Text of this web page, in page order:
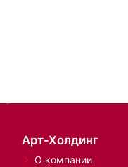
Арт-Холдинг
О компании